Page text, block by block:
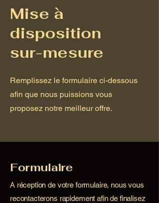
Mise à
disposition
sur-mesure
Remplissez le formulaire ci-dessous
afin que nous puissions vous
proposez notre meilleur offre.
Formulaire
A réception de votre formulaire, nous vous
recontacterons rapidement afin de finalisez